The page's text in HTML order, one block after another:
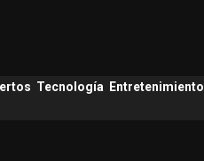
Tecnología
Entretenimiento